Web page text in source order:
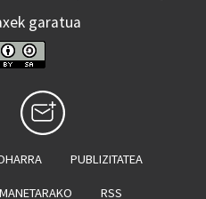
garatua
PUBLIZITATEA
RSS